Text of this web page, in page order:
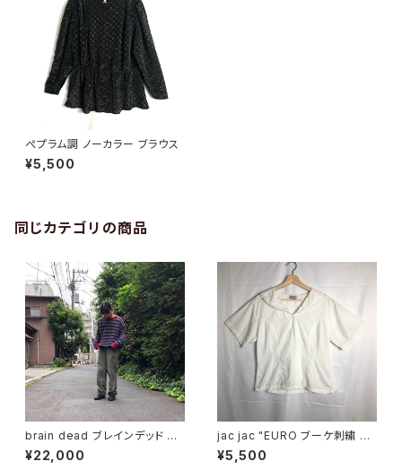
ぺプラム調 ノーカラー ブラウス
¥5,500
同じカテゴリの商品
brain dead ブレインデッド ア
ルパカブレンドセーター
¥22,000
jac jac "EURO ブーケ刺繍 ロ
マンチック ブラウス"
¥5,500